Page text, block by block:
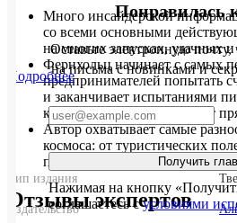
Много инсайдерской
со всеми основными
на многих запусках, удачных
Фернхольц начинает с самых
предпринимателей попытать
и заканчивает испытаниями
кораблей, которые проходят
Автор охватывает самые
космоса: от туристических
по колонизации астероидов,
Отзывы экспертов
Подробнее
Тип издания
Издательство
Понравилась
Оставьте электронную почту,
на письма с новинками и
Получить
Нажимая на кнопку
соглашаетесь сусловиями